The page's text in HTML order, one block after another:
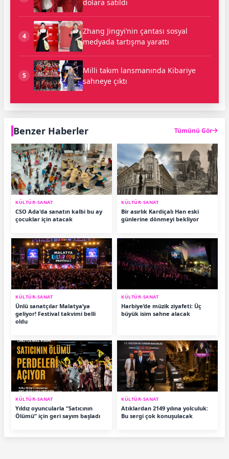
dolara satıldı
4
Zhang Jingyi’nin çantası sosyal
medyada tartışma yarattı
5
Milli takım lansmanında Kibariye
sahneye çıktı
Benzer Haberler Tümünü Gör
KÜLTÜR-SANAT
CSO Ada'da sanatın kalbi bu ay
çocuklar için atacak
KÜLTÜR-SANAT
Bir asırlık Kardiçalı Han eski
günlerine dönmeyi bekliyor
KÜLTÜR-SANAT
Ünlü sanatçılar Malatya’ya
geliyor! Festival takvimi belli
oldu
KÜLTÜR-SANAT
Harbiye’de müzik ziyafeti: Üç
büyük isim sahne alacak
KÜLTÜR-SANAT
Yıldız oyuncularla “Satıcının
Ölümü” için geri sayım başladı
KÜLTÜR-SANAT
Atıklardan 2149 yılına yolculuk:
Bu sergi çok konuşulacak